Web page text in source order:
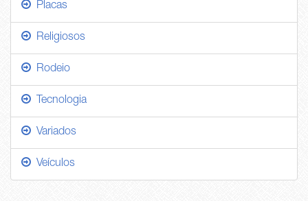
Placas
Religiosos
Rodeio
Tecnologia
Variados
Veículos